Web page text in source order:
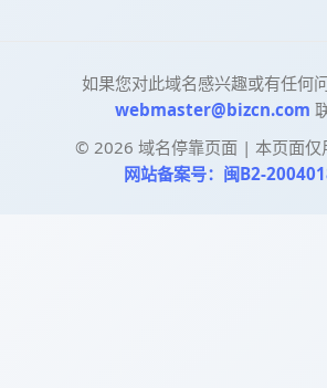
如果您对此域名感兴趣或有任何
webmaster@bizcn.com
© 2026 域名停靠页面 | 本页面仅
网站备案号：闽B2-